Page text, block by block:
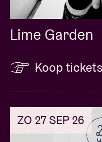
Lime Garden
Koop tickets
ZO 27 SEP 26